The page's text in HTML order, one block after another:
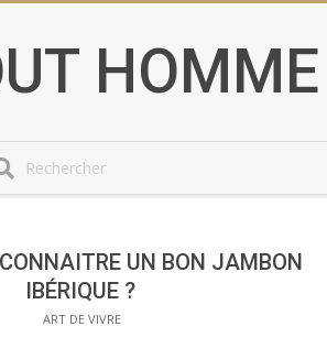
HOMME
UN BON JAMBON
IBÉRIQUE ?
ART DE VIVRE